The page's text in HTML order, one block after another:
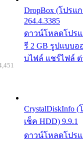
DropBox (โปรแ
264.4.3385
ดาวน์โหลดโปร
รี 2 GB รูปแบบอ
บไฟล์ แชร์ไฟล์ ต่
CrystalDiskInfo
เช็ค HDD) 9.9.1
ดาวน์โหลดโปรแ